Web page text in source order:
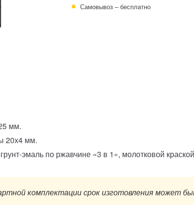
Самовывоз – бесплатно
мм.
20х4 мм.
эмаль по ржавчине «3 в 1», молотковой
комплектации срок изготовления может